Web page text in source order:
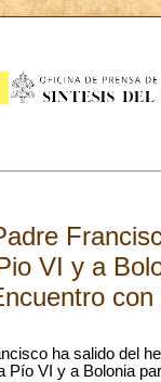
VI y a
ha salido del
Pío VI y a Bolonia